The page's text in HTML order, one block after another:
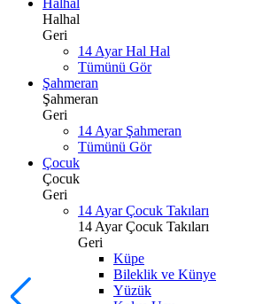
Halhal
Halhal
Geri
14 Ayar Hal Hal
Tümünü Gör
Şahmeran
Şahmeran
Geri
14 Ayar Şahmeran
Tümünü Gör
Çocuk
Çocuk
Geri
14 Ayar Çocuk Takıları
14 Ayar Çocuk Takıları
Geri
Küpe
Bileklik ve Künye
Yüzük